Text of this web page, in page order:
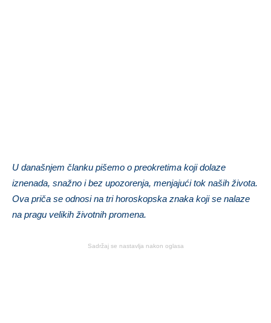
U današnjem članku pišemo o preokretima koji dolaze
iznenada, snažno i bez upozorenja, menjajući tok naših života.
Ova priča se odnosi na tri horoskopska znaka koji se nalaze
na pragu velikih životnih promena.
Sadržaj se nastavlja nakon oglasa